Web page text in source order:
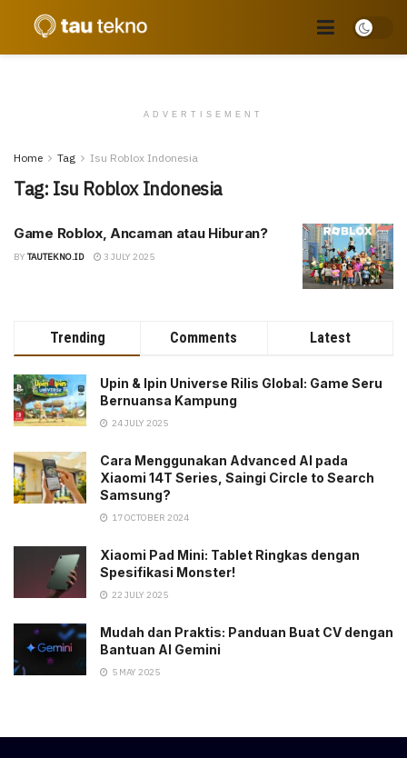
ADVERTISEMENT
Home Tag Isu Roblox Indonesia
Tag: Isu Roblox Indonesia
Game Roblox, Ancaman atau Hiburan?
BY TAUTEKNO.ID 3 JULY 2025
Trending Comments Latest
Upin & Ipin Universe Rilis Global: Game Seru
Bernuansa Kampung
24 JULY 2025
Cara Menggunakan Advanced AI pada
Xiaomi 14T Series, Saingi Circle to Search
Samsung?
17 OCTOBER 2024
Xiaomi Pad Mini: Tablet Ringkas dengan
Spesifikasi Monster!
22 JULY 2025
Mudah dan Praktis: Panduan Buat CV dengan
Bantuan AI Gemini
5 MAY 2025